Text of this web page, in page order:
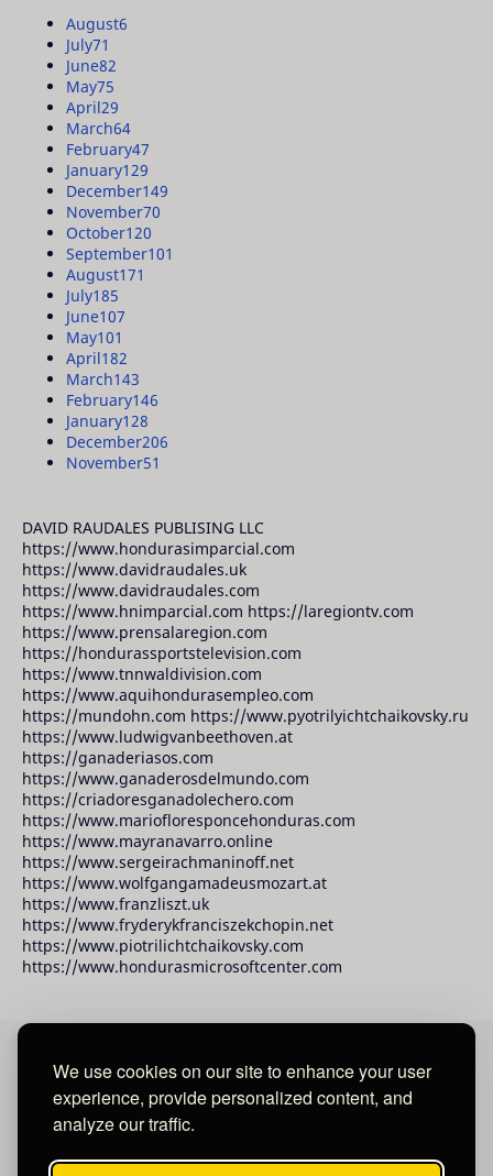
We use cookies on our site to enhance your user
experience, provide personalized content, and
analyze our traffic.
August6
July71
June82
May75
April29
March64
February47
January129
December149
November70
October120
September101
August171
July185
June107
May101
April182
March143
February146
January128
December206
November51
DAVID RAUDALES PUBLISING LLC
https://www.hondurasimparcial.com
https://www.davidraudales.uk
https://www.davidraudales.com
https://www.hnimparcial.com https://laregiontv.com
https://www.prensalaregion.com
https://hondurassportstelevision.com
https://www.tnnwaldivision.com
https://www.aquihondurasempleo.com
https://mundohn.com https://www.pyotrilyichtchaikovsky.ru
https://www.ludwigvanbeethoven.at
https://ganaderiasos.com
https://www.ganaderosdelmundo.com
https://criadoresganadolechero.com
https://www.mariofloresponcehonduras.com
https://www.mayranavarro.online
https://www.sergeirachmaninoff.net
https://www.wolfgangamadeusmozart.at
https://www.franzliszt.uk
https://www.fryderykfranciszekchopin.net
https://www.piotrilichtchaikovsky.com
https://www.hondurasmicrosoftcenter.com
David Raudales Publishing LLC
Salvador.